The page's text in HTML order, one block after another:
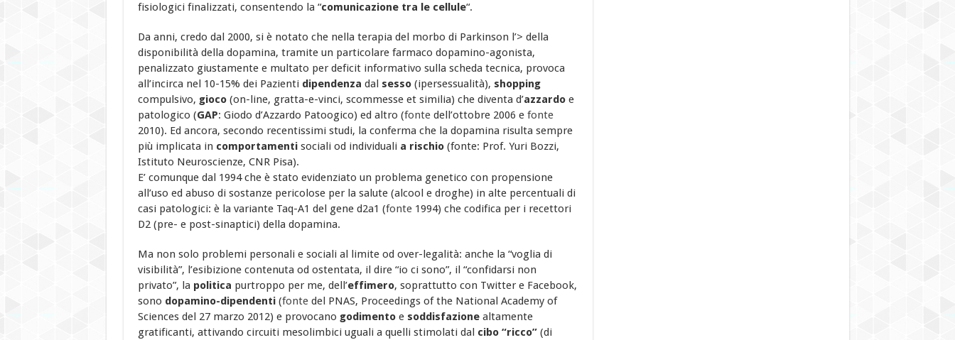
fisiologici finalizzati, consentendo la “comunicazione tra le cellule“.
Da anni, credo dal 2000, si è notato che nella terapia del morbo di Parkinson l’> della
disponibilità della dopamina, tramite un particolare farmaco dopamino-agonista,
penalizzato giustamente e multato per deficit informativo sulla scheda tecnica, provoca
all’incirca nel 10-15% dei Pazienti dipendenza dal sesso(ipersessualità), shopping
compulsivo, gioco(on-line, gratta-e-vinci, scommesse et similia) che diventa d’azzardoe
patologico (GAP: Giodo d’Azzardo Patoogico) ed altro (fontedell’ottobre 2006 e fonte
2010). Ed ancora, secondo recentissimi studi, la conferma che la dopamina risulta sempre
più implicata in comportamentisociali od individuali a rischio(fonte: Prof. Yuri Bozzi,
Istituto Neuroscienze, CNR Pisa).
E’ comunque dal 1994 che è stato evidenziato un problema genetico con propensione
all’uso ed abuso di sostanze pericolose per la salute (alcool e droghe) in alte percentuali di
casi patologici: è la variante Taq-A1 del gene d2a1 (fonte1994) che codifica per i recettori
D2 (pre- e post-sinaptici) della dopamina.
Ma non solo problemi personali e sociali al limite od over-legalità: anche la “voglia di
visibilità”, l’esibizione contenuta od ostentata, il dire “io ci sono”, il “confidarsi non
privato”, la politica purtroppo per me, dell’effimero, soprattutto con Twitter e Facebook,
sono dopamino-dipendenti(fontedel PNAS, Proceedings of the National Academy of
Sciences del 27 marzo 2012) e provocano godimentoe soddisfazione altamente
gratificanti, attivando circuiti mesolimbici uguali a quelli stimolati dal cibo “ricco”(di